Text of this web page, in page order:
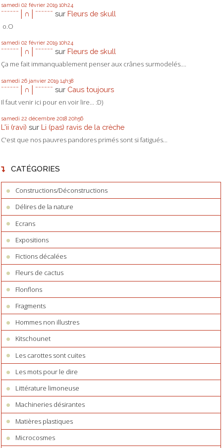
samedi 02 février 2019 10h24
ˉˉˉˉˉˉ│∩│ˉˉˉˉˉˉ sur Fleurs de skull
o.O
samedi 02 février 2019 10h24
ˉˉˉˉˉˉ│∩│ˉˉˉˉˉˉ sur Fleurs de skull
Ça me fait immanquablement penser aux crânes surmodelés....
samedi 26 janvier 2019 14h38
ˉˉˉˉˉˉ│∩│ˉˉˉˉˉˉ sur Caus toujours
Il faut venir ici pour en voir lire... :D)
samedi 22 décembre 2018 20h56
L'ii (ravi) sur Li (pas) ravis de la crèche
C'est que nos pauvres pandores primés sont si fatigués...
CATÉGORIES
Constructions/Déconstructions
Délires de la nature
Ecrans
Expositions
Fictions décalées
Fleurs de cactus
Flonflons
Fragments
Hommes non illustres
Kitschounet
Les carottes sont cuites
Les mots pour le dire
Littérature limoneuse
Machineries désirantes
Matières plastiques
Microcosmes